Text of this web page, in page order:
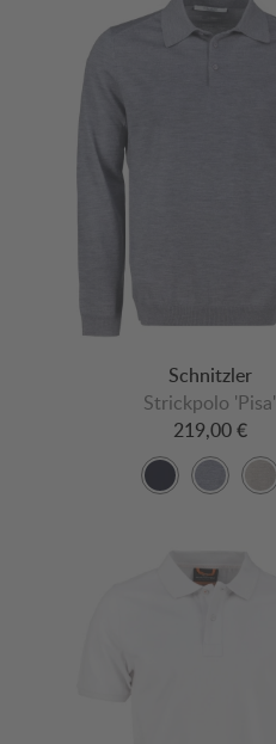
Schnitzler
Strickpolo 'Pisa'
219,00 €